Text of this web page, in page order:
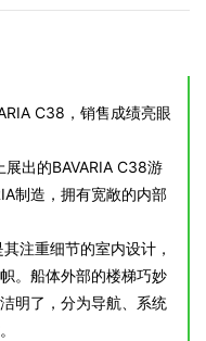
C38，销售成绩亮眼
出的BAVARIA C38游
制造，拥有宽敞的内部
注重细节的室内设计，
。船体外部的楼梯巧妙
明了，分为导航、系统